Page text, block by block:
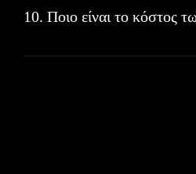
10. Ποιο είναι το κόστος